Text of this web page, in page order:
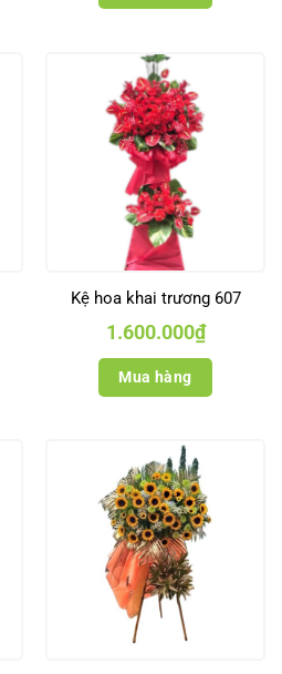
Kệ hoa khai trương 607
1.600.000₫
Mua hàng